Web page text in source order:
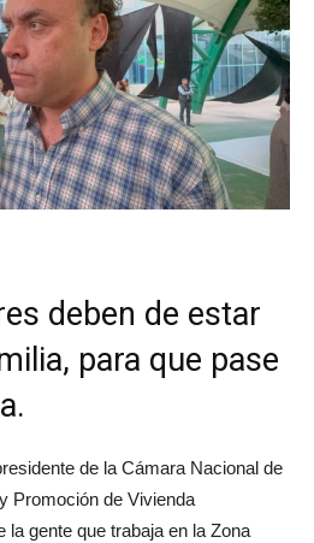
deben de estar
para que pase
de la Cámara Nacional de
Promoción de Vivienda
la gente que trabaja en la Zona